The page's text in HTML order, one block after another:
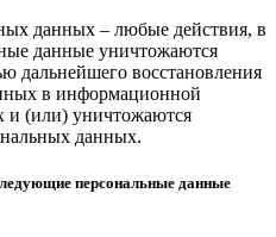
данных – любые действия, в
данные уничтожаются
дальнейшего восстановления
в информационной
и (или) уничтожаются
данных.
персональные данные